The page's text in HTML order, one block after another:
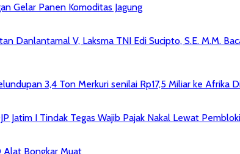
Gelar Panen Komoditas Jagung
Danlantamal V, Laksma TNI Edi Sucipto, S.E. M.M.
3,4 Ton Merkuri senilai Rp17,5 Miliar ke Afrika
Jatim I Tindak Tegas Wajib Pajak Nakal Lewat
Bongkar Muat